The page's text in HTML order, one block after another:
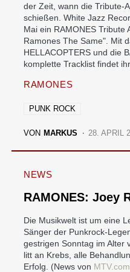
der Zeit, wann die Tribute-
schießen. White Jazz
Mai ein RAMONES Tribute
Ramones The Same". Mit
HELLACOPTERS und die
komplette Tracklist findet ihr
RAMONES
PUNK ROCK
VON MARKUS 28. APRIL
NEWS
RAMONES: Joey
Die Musikwelt ist um eine
Sänger der Punkrock-
gestrigen Sonntag im Alter
litt an Krebs, alle
Erfolg. (News von MTV.com